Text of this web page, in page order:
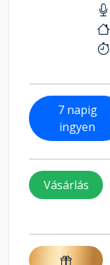
7 napig
ingyen
Vásárlás